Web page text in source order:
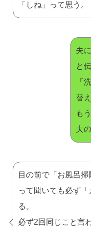
「しね」って思う。
夫
と
「
替
も
夫
目の前で「お風呂掃
って聞いても必ず
る。
必ず2回同じこと言